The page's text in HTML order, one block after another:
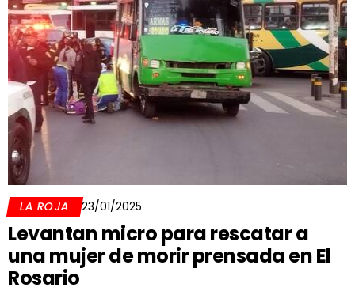
LA ROJA 23/01/2025
Levantan micro para rescatar a
una mujer de morir prensada en El
Rosario